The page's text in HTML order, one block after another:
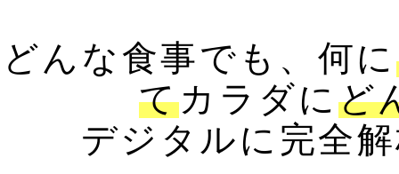
どんな食事でも、何に
てカラダにど
デジタルに完全